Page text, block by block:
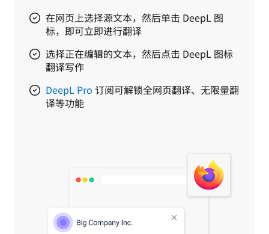
在网页上选择源文本，然后单击 DeepL 图
标，即可立即进行翻译
选择正在编辑的文本，然后点击 DeepL 图标
翻译写作
DeepL Pro 订阅可解锁全网页翻译、无限量翻
译等功能